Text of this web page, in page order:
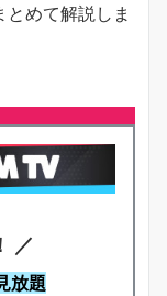
めて解説しま
／
放題